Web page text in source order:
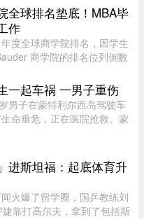
1日，好时加拿大（Hershey
，公司正在 ...
全球排名垫底！MBA毕
作
年度全球商学院排名，因学生
商学院的排名位列倒数
三个月内找到工作。图片：
在今年的 MB ...
一起车祸 一男子重伤
男子在蒙特利尔西岛驾驶车
命垂危，正在医院抢救。蒙
...
进斯坦福：起底体育升
火爆了留学圈，国乒教练刘
靠打高尔夫，拿到了包括斯